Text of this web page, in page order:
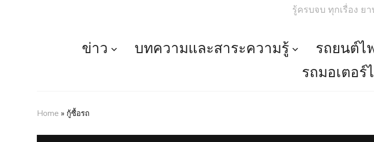
รู้ครบจบ ทุกเรื่อง ย
ข่าว บทความและสาระความรู้ รถยนต์ไ
รถมอเตอร์
Home » กู้ซื้อรถ